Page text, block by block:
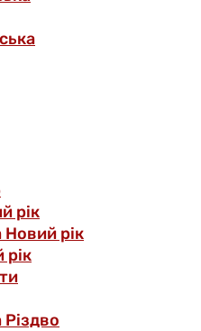
рік
Новий рік
рік
Різдво